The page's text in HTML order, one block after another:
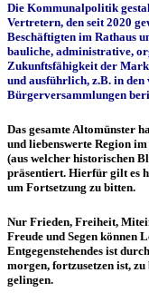
Die Kommunalpolitik
Vertretern, den seit 2020
Beschäftigten im Rathaus
bauliche, administrative,
Zukunftsfähigkeit der
und ausführlich, z.B. in
Bürgerversammlungen
Das gesamte Altomünster
und liebenswerte Region
(aus welcher historischen
präsentiert. Hierfür gilt es
um Fortsetzung zu bitten.
Nur Frieden, Freiheit,
Freude und Segen können
Entgegenstehendes ist
morgen, fortzusetzen ist,
gelingen.